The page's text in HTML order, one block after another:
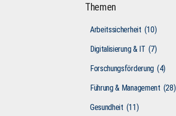
Themen
Arbeitssicherheit (10)
Digitalisierung & IT (7)
Forschungsförderung (4)
Führung & Management (28)
Gesundheit (11)